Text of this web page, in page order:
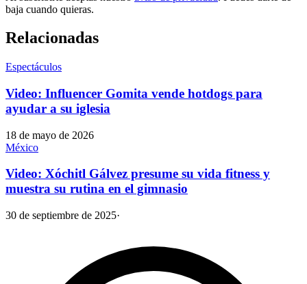
baja cuando quieras.
Relacionadas
Espectáculos
Video: Influencer Gomita vende hotdogs para
ayudar a su iglesia
18 de mayo de 2026
México
Video: Xóchitl Gálvez presume su vida fitness y
muestra su rutina en el gimnasio
30 de septiembre de 2025·